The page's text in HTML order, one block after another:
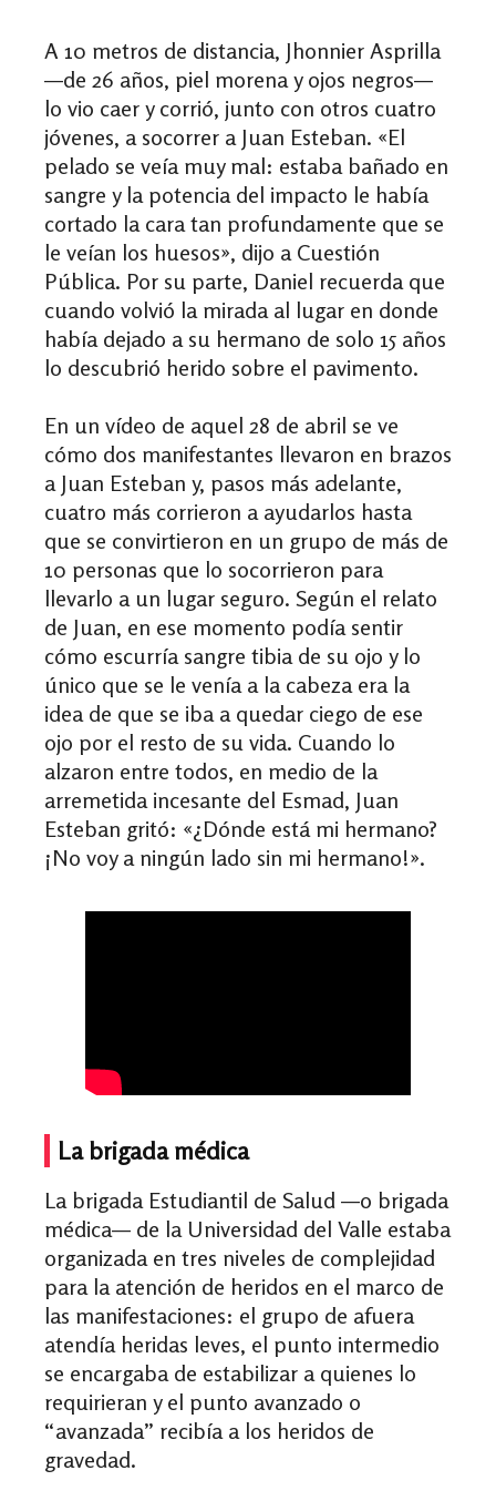
A 10 metros de distancia, Jhonnier Asprilla
—de 26 años, piel morena y ojos negros—
lo vio caer y corrió, junto con otros cuatro
jóvenes, a socorrer a Juan Esteban. «El
pelado se veía muy mal: estaba bañado en
sangre y la potencia del impacto le había
cortado la cara tan profundamente que se
le veían los huesos», dijo a Cuestión
Pública. Por su parte, Daniel recuerda que
cuando volvió la mirada al lugar en donde
había dejado a su hermano de solo 15 años
lo descubrió herido sobre el pavimento.
En un vídeo de aquel 28 de abril se ve
cómo dos manifestantes llevaron en brazos
a Juan Esteban y, pasos más adelante,
cuatro más corrieron a ayudarlos hasta
que se convirtieron en un grupo de más de
10 personas que lo socorrieron para
llevarlo a un lugar seguro. Según el relato
de Juan, en ese momento podía sentir
cómo escurría sangre tibia de su ojo y lo
único que se le venía a la cabeza era la
idea de que se iba a quedar ciego de ese
ojo por el resto de su vida. Cuando lo
alzaron entre todos, en medio de la
arremetida incesante del Esmad, Juan
Esteban gritó: «¿Dónde está mi hermano?
¡No voy a ningún lado sin mi hermano!».
La brigada médica
La brigada Estudiantil de Salud —o brigada
médica— de la Universidad del Valle estaba
organizada en tres niveles de complejidad
para la atención de heridos en el marco de
las manifestaciones: el grupo de afuera
atendía heridas leves, el punto intermedio
se encargaba de estabilizar a quienes lo
requirieran y el punto avanzado o
“avanzada” recibía a los heridos de
gravedad.